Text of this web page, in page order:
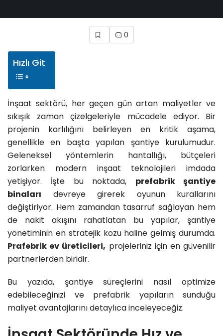
0
Hızlı Git
İnşaat sektörü, her geçen gün artan maliyetler ve
sıkışık zaman çizelgeleriyle mücadele ediyor. Bir
projenin karlılığını belirleyen en kritik aşama,
genellikle en başta yapılan şantiye kurulumudur.
Geleneksel yöntemlerin hantallığı, bütçeleri
zorlarken modern inşaat teknolojileri imdada
yetişiyor. İşte bu noktada, prefabrik şantiye
binaları devreye girerek oyunun kurallarını
değiştiriyor. Hem zamandan tasarruf sağlayan hem
de nakit akışını rahatlatan bu yapılar, şantiye
yönetiminin en stratejik kozu haline gelmiş durumda.
Prafebrik ev üreticileri, projeleriniz için en güvenilir
partnerlerden biridir.
Bu yazıda, şantiye süreçlerini nasıl optimize
edebileceğinizi ve prefabrik yapıların sunduğu
maliyet avantajlarını detaylıca inceleyeceğiz.